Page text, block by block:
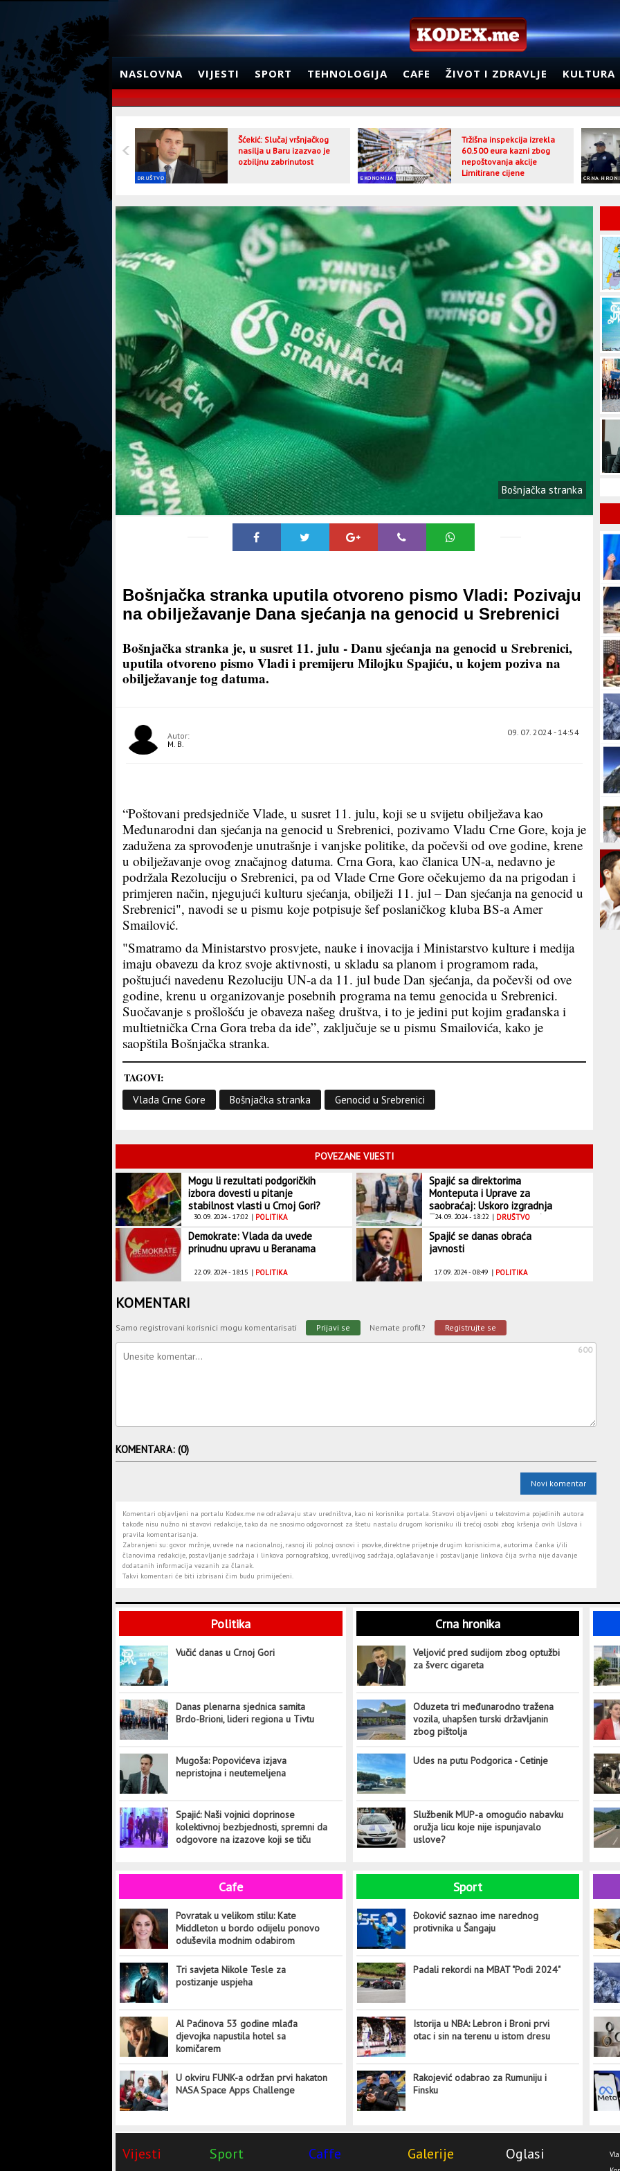
NASLOVNA VIJESTI SPORT TEHNOLOGIJA CAFE ŽIVOT I ZDRAVLJE KULTURA
DRUŠTVO
Šćekić: Slučaj vršnjačkog
nasilja u Baru izazvao je
ozbiljnu zabrinutost
EKONOMIJA
Tržišna inspekcija izrekla
60.500 eura kazni zbog
nepoštovanja akcije
Limitirane cijene
CRNA
Bošnjačka stranka
Bošnjačka stranka uputila otvoreno pismo Vladi: Pozivaju
na obilježavanje Dana sjećanja na genocid u Srebrenici
Bošnjačka stranka je, u susret 11. julu - Danu sjećanja na genocid u Srebrenici,
uputila otvoreno pismo Vladi i premijeru Milojku Spajiću, u kojem poziva na
obilježavanje tog datuma.
09. 07. 2024 - 14:54
Autor:
M. B.
“Poštovani predsjedniče Vlade, u susret 11. julu, koji se u svijetu obilježava kao
Međunarodni dan sjećanja na genocid u Srebrenici, pozivamo Vladu Crne Gore, koja je
zadužena za sprovođenje unutrašnje i vanjske politike, da počevši od ove godine, krene
u obilježavanje ovog značajnog datuma. Crna Gora, kao članica UN-a, nedavno je
podržala Rezoluciju o Srebrenici, pa od Vlade Crne Gore očekujemo da na prigodan i
primjeren način, njegujući kulturu sjećanja, obilježi 11. jul – Dan sjećanja na genocid u
Srebrenici", navodi se u pismu koje potpisuje šef poslaničkog kluba BS-a Amer
Smailović.
"Smatramo da Ministarstvo prosvjete, nauke i inovacija i Ministarstvo kulture i medija
imaju obavezu da kroz svoje aktivnosti, u skladu sa planom i programom rada,
poštujući navedenu Rezoluciju UN-a da 11. jul bude Dan sjećanja, da počevši od ove
godine, krenu u organizovanje posebnih programa na temu genocida u Srebrenici.
Suočavanje s prošlošću je obaveza našeg društva, i to je jedini put kojim građanska i
multietnička Crna Gora treba da ide”, zaključuje se u pismu Smailovića, kako je
saopštila Bošnjačka stranka.
TAGOVI:
Vlada Crne Gore Bošnjačka stranka Genocid u Srebrenici
POVEZANE VIJESTI
Mogu li rezultati podgoričkih
izbora dovesti u pitanje
stabilnost vlasti u Crnoj Gori?
30. 09. 2024 - 17:02 | POLITIKA
Spajić sa direktorima
Monteputa i Uprave za
saobraćaj: Uskoro izgradnja
Zapadne obilaznice, raspisan
tender
24. 09. 2024 - 18:22 | DRUŠTVO
Demokrate: Vlada da uvede
prinudnu upravu u Beranama
22. 09. 2024 - 18:15 | POLITIKA
Spajić se danas obraća
javnosti
17. 09. 2024 - 08:49 | POLITIKA
KOMENTARI
Samo registrovani korisnici mogu komentarisati Prijavi se Nemate profil? Registrujte se
600
KOMENTARA: (0)
Novi komentar
Komentari objavljeni na portalu Kodex.me ne odražavaju stav uredništva, kao ni korisnika portala. Stavovi objavljeni u tekstovima pojedinih autora
takođe nisu nužno ni stavovi redakcije, tako da ne snosimo odgovornost za štetu nastalu drugom korisniku ili trećoj osobi zbog kršenja ovih Uslova i
pravila komentarisanja.
Zabranjeni su: govor mržnje, uvrede na nacionalnoj, rasnoj ili polnoj osnovi i psovke, direktne prijetnje drugim korisnicima, autorima čanka i/ili
članovima redakcije, postavljanje sadržaja i linkova pornografskog, uvredljivog sadržaja, oglašavanje i postavljanje linkova čija svrha nije davanje
dodatanih informacija vezanih za članak.
Takvi komentari će biti izbrisani čim budu primijećeni.
Politika
Vučić danas u Crnoj Gori
Danas plenarna sjednica samita
Brdo-Brioni, lideri regiona u Tivtu
Mugoša: Popovićeva izjava
nepristojna i neutemeljena
Spajić: Naši vojnici doprinose
kolektivnoj bezbjednosti, spremni da
odgovore na izazove koji se tiču
Crna hronika
Veljović pred sudijom zbog optužbi
za šverc cigareta
Oduzeta tri međunarodno tražena
vozila, uhapšen turski državljanin
zbog pištolja
Udes na putu Podgorica - Cetinje
Službenik MUP-a omogućio nabavku
oružja licu koje nije ispunjavalo
uslove?
Cafe
Povratak u velikom stilu: Kate
Middleton u bordo odijelu ponovo
oduševila modnim odabirom
Tri savjeta Nikole Tesle za
postizanje uspjeha
Al Paćinova 53 godine mlađa
djevojka napustila hotel sa
komičarem
U okviru FUNK-a održan prvi hakaton
NASA Space Apps Challenge
Sport
Đoković saznao ime narednog
protivnika u Šangaju
Padali rekordi na MBAT "Podi 2024"
Istorija u NBA: Lebron i Broni prvi
otac i sin na terenu u istom dresu
Rakojević odabrao za Rumuniju i
Finsku
Vijesti Sport Caffe Galerije Oglasi